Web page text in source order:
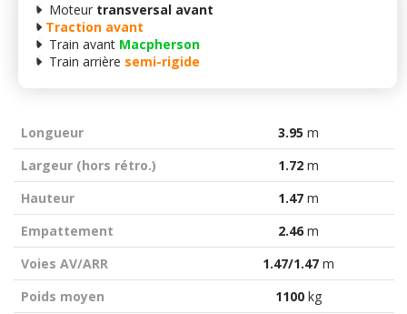
Moteur transversal avant
Traction avant
Train avant Macpherson
Train arrière semi-rigide
Longueur 3.95 m
Largeur (hors rétro.)
1.72 m
Hauteur
1.47 m
Empattement
2.46 m
Voies AV/ARR
1.47/1.47 m
Poids moyen
1100 kg